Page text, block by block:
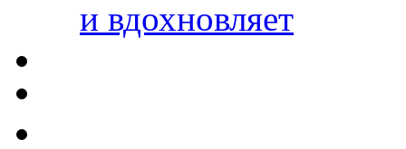
и вдохновляет